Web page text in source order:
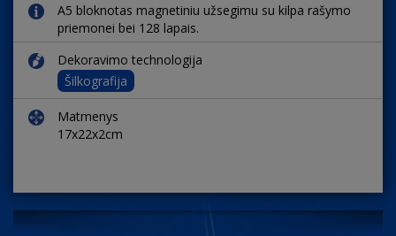
A5 bloknotas magnetiniu užsegimu su kilpa rašymo
priemonei bei 128 lapais.
Dekoravimo technologija
Šilkografija
Matmenys
17x22x2cm